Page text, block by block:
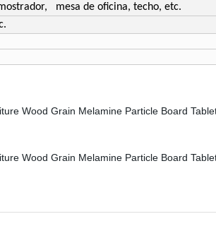
mesa de oficina, techo, etc.